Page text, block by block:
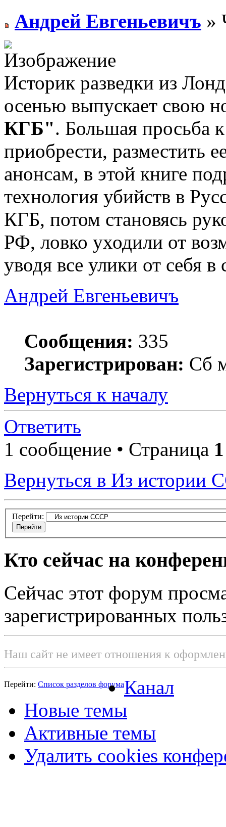
Андрей Евгеньевичъ »
Историк разведки из
осенью выпускает свою
КГБ". Большая просьба
приобрести, разместить
анонсам, в этой книге
технология убийств в
КГБ, потом становясь
РФ, ловко уходили от
уводя все улики от себя в
Андрей Евгеньевичъ
Сообщения: 335
Зарегистрирован: Сб
Вернуться к началу
Ответить
1 сообщение • Страница 1
Вернуться в Из истории
Перейти:
Кто сейчас на
Сейчас этот форум
зарегистрированных
Наш сайт не имеет отношения к
Перейти: Список разделов форумаКанал
Новые темы
Активные темы
Удалить cookies